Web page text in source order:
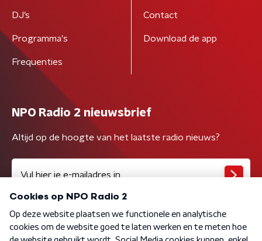
DJ’s
Programma's
Frequenties
Contact
Download de app
NPO Radio 2 nieuwsbrief
Altijd op de hoogte van het laatste radio nieuws?